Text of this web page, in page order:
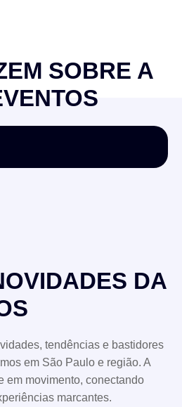
SOBRE A
DA
tendências e bastidores
em São Paulo e região. A
em movimento, conectando
marcantes.